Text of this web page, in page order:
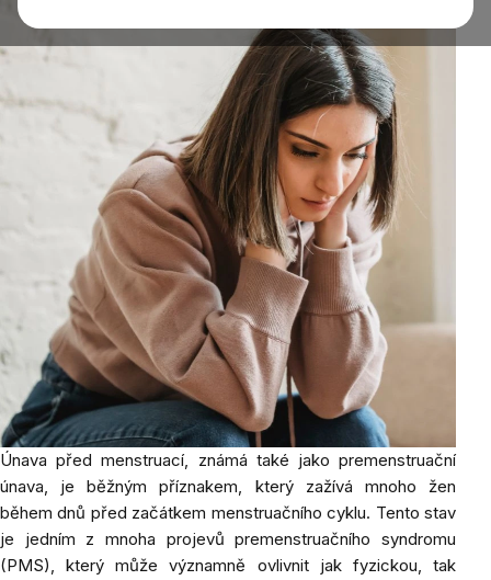
Únava před menstruací, známá také jako premenstruační
únava, je běžným příznakem, který zažívá mnoho žen
během dnů před začátkem menstruačního cyklu. Tento stav
je jedním z mnoha projevů premenstruačního syndromu
(PMS), který může významně ovlivnit jak fyzickou, tak